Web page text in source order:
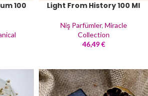
100
Light From History 100 Ml
Niş Parfümler, Miracle
Collection
46,49€